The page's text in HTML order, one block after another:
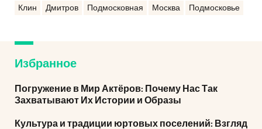
Клин Дмитров Подмосковная Москва Подмосковье
Избранное
Погружение в Мир Актёров: Почему Нас Так
Захватывают Их Истории и Образы
Культура и традиции юртовых поселений: Взгляд